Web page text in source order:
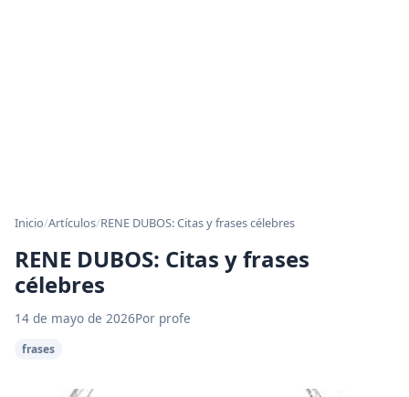
Inicio/Artículos/RENE DUBOS: Citas y frases célebres
RENE DUBOS: Citas y frases
célebres
14 de mayo de 2026Por profe
frases